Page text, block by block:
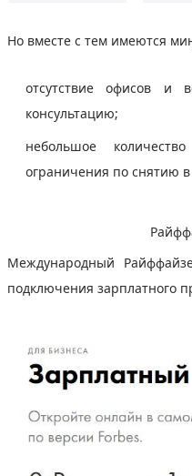
Но вместе с тем имеются
отсутствие офисов и
консультацию;
небольшое
ограничения по снятию
Международный
подключения зарплатного